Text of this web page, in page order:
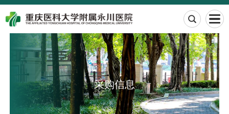

采购信息